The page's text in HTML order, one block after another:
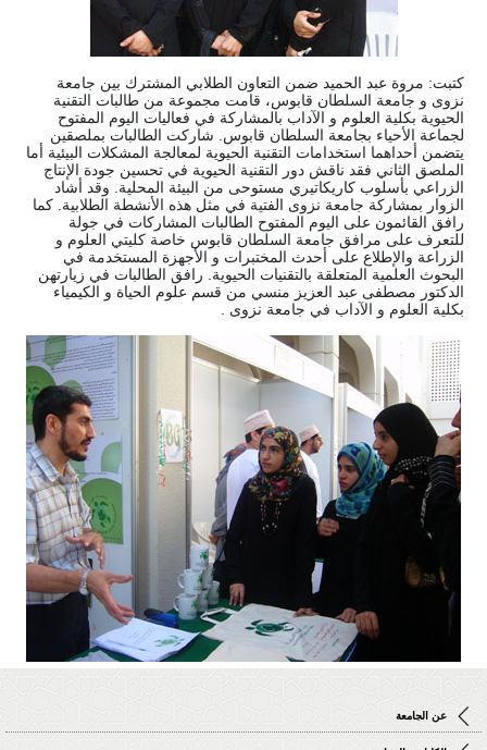
كتبت: مروة عبد الحميد ضمن التعاون الطلابي المشترك بين جامعة
نزوى و جامعة السلطان قابوس، قامت مجموعة من طالبات التقنية
الحيوية بكلية العلوم و الآداب بالمشاركة في فعاليات اليوم المفتوح
لجماعة الأحياء بجامعة السلطان قابوس. شاركت الطالبات بملصقين
يتضمن أحداهما استخدامات التقنية الحيوية لمعالجة المشكلات البيئية أما
الملصق الثاني فقد ناقش دور التقنية الحيوية في تحسين جودة الإنتاج
الزراعي بأسلوب كاريكاتيري مستوحى من البيئة المحلية. وقد أشاد
الزوار بمشاركة جامعة نزوى الفتية في مثل هذه الأنشطة الطلابية. كما
رافق القائمون على اليوم المفتوح الطالبات المشاركات في جولة
للتعرف على مرافق جامعة السلطان قابوس خاصة كليتي العلوم و
الزراعة والإطلاع على أحدث المختبرات و الأجهزة المستخدمة في
البحوث العلمية المتعلقة بالتقنيات الحيوية. رافق الطالبات في زيارتهن
الدكتور مصطفى عبد العزيز منسي من قسم علوم الحياة و الكيمياء
بكلية العلوم و الآداب في جامعة نزوى .
عن الجامعة